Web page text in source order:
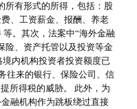
所有形式的所得，包括：股
、工资薪金、报酬、养老
。其次，法案中“海外金融
险、资产托管以及投资等金
内机构投资者投资额度已
往来的银行、保险公司、信
所得税的威胁。 此外，为
融机构作为跳板绕过直接